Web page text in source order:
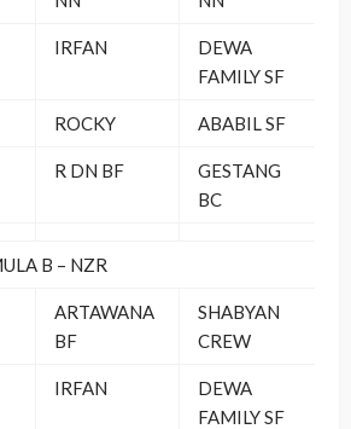
IRFAN
DEWA
FAMILY SF
ROCKY ABABIL SF
R DN BF
GESTANG
BC
B – NZR
ARTAWANA
BF
SHABYAN
CREW
IRFAN
DEWA
FAMILY SF